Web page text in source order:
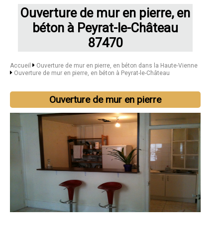
Ouverture de mur en pierre, en
béton à Peyrat-le-Château
87470
Accueil
Ouverture de mur en pierre, en béton dans la Haute-Vienne
Ouverture de mur en pierre, en béton à Peyrat-le-Château
Ouverture de mur en pierre